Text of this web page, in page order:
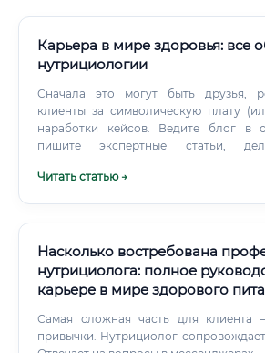
Карьера в мире здоровья: все
нутрициологии
Сначала это могут быть друзья,
клиенты за символическую плату
наработки кейсов. Ведите блог в
пишите экспертные статьи,
Читать статью →
Насколько востребована
нутрициолога: полное
карьере в мире здорового
Самая сложная часть для клиента
привычки. Нутрициолог